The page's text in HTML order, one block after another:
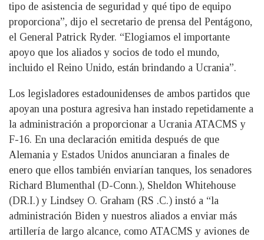
tipo de asistencia de seguridad y qué tipo de equipo
proporciona”, dijo el secretario de prensa del Pentágono,
el General Patrick Ryder. “Elogiamos el importante
apoyo que los aliados y socios de todo el mundo,
incluido el Reino Unido, están brindando a Ucrania”.
Los legisladores estadounidenses de ambos partidos que
apoyan una postura agresiva han instado repetidamente a
la administración a proporcionar a Ucrania ATACMS y
F-16. En una declaración emitida después de que
Alemania y Estados Unidos anunciaran a finales de
enero que ellos también enviarían tanques, los senadores
Richard Blumenthal (D-Conn.), Sheldon Whitehouse
(DR.I.) y Lindsey O. Graham (RS .C.) instó a “la
administración Biden y nuestros aliados a enviar más
artillería de largo alcance, como ATACMS y aviones de